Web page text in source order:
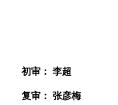
初审： 李超
复审： 张彦梅